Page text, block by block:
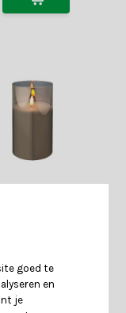
goed te
en
je